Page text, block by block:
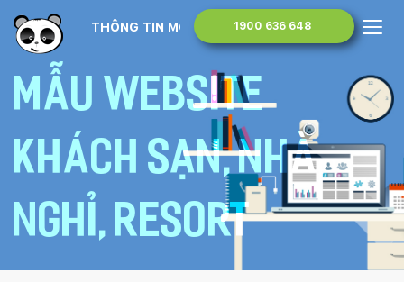
1900 636 648
THÔNG TIN MONA MEDIA
Mẫu website
khách sạn, nhà
nghỉ, resort